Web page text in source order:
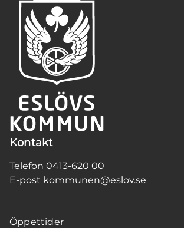
Kontakt
Telefon 0413-620 00
E-post kommunen@eslov.se
Öppettider